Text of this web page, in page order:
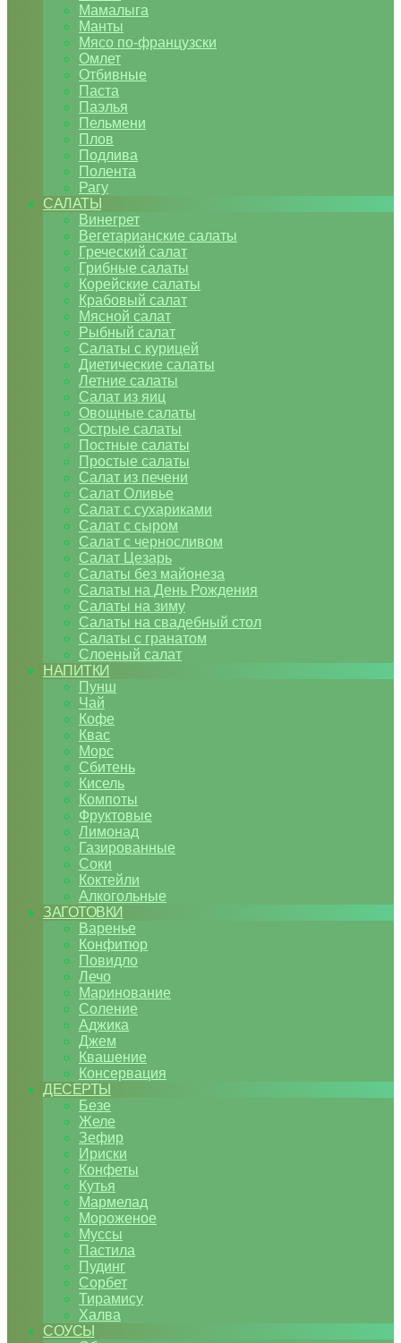
Мамалыга
Манты
Мясо по-французски
Омлет
Отбивные
Паста
Паэлья
Пельмени
Плов
Подлива
Полента
Рагу
САЛАТЫ
Винегрет
Вегетарианские салаты
Греческий салат
Грибные салаты
Корейские салаты
Крабовый салат
Мясной салат
Рыбный салат
Салаты с курицей
Диетические салаты
Летние салаты
Салат из яиц
Овощные салаты
Острые салаты
Постные салаты
Простые салаты
Салат из печени
Салат Оливье
Салат с сухариками
Салат с сыром
Салат с черносливом
Салат Цезарь
Салаты без майонеза
Салаты на День Рождения
Салаты на зиму
Салаты на свадебный стол
Салаты с гранатом
Слоеный салат
НАПИТКИ
Пунш
Чай
Кофе
Квас
Морс
Сбитень
Кисель
Компоты
Фруктовые
Лимонад
Газированные
Соки
Коктейли
Алкогольные
ЗАГОТОВКИ
Варенье
Конфитюр
Повидло
Лечо
Маринование
Соление
Аджика
Джем
Квашение
Консервация
ДЕСЕРТЫ
Безе
Желе
Зефир
Ириски
Конфеты
Кутья
Мармелад
Мороженое
Муссы
Пастила
Пудинг
Сорбет
Тирамису
Халва
СОУСЫ